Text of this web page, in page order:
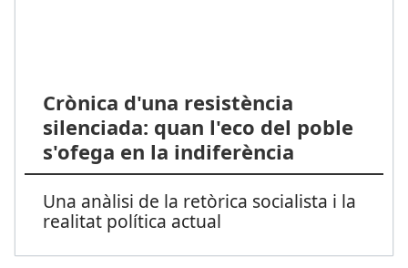
Crònica d'una resistència
silenciada: quan l'eco del poble
s'ofega en la indiferència
Una anàlisi de la retòrica socialista i la
realitat política actual